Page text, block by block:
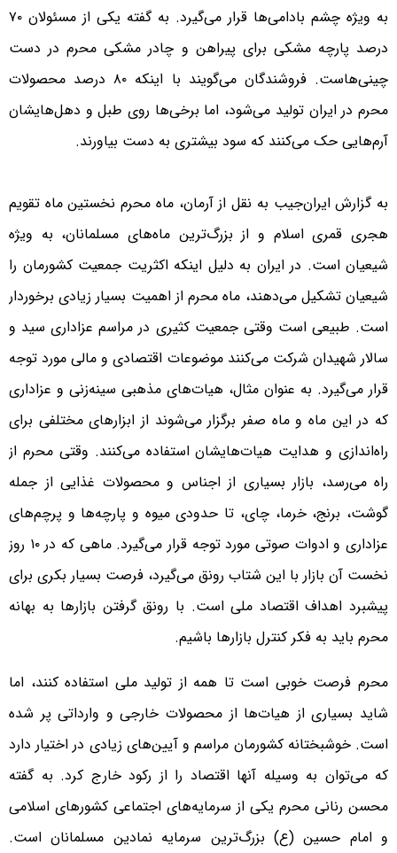
به ویژه چشم بادامی‌ها قرار می‌گیرد. به گفته یکی از مسئولان ۷۰
درصد پارچه‌ مشکی برای پیراهن و چادر مشکی محرم در دست
چینی‌هاست. فروشندگان می‌گویند با اینکه ۸۰ درصد محصولات
محرم در ایران تولید می‌شود، اما برخی‌ها روی طبل و دهل‌هایشان
آرم‌هایی حک می‌کنند که سود بیشتری به دست بیاورند.
به گزارش ایران‌جیب به نقل از آرمان، ماه محرم نخستین ماه تقویم
هجری قمری اسلام و از بزرگ‌ترین ماه‌های مسلمانان، به ویژه
شیعیان است. در ایران به دلیل اینکه اکثریت جمعیت کشورمان را
شیعیان تشکیل می‌دهند، ماه محرم از اهمیت بسیار زیادی برخوردار
است. طبیعی است وقتی جمعیت کثیری در مراسم عزاداری سید و
سالار شهیدان شرکت می‌کنند موضوعات اقتصادی و مالی مورد توجه
قرار می‌گیرد. به عنوان مثال، هیات‌های مذهبی سینه‌زنی و عزاداری
که در این ماه و ماه صفر برگزار می‌شوند از ابزارهای مختلفی برای
راه‌اندازی و هدایت هیات‌هایشان استفاده می‌کنند. وقتی محرم از
راه می‌رسد، بازار بسیاری از اجناس و محصولات غذایی از جمله
گوشت، برنج، خرما، چای، تا حدودی میوه و پارچه‌ها و پرچم‌های
عزاداری و ادوات صوتی مورد توجه قرار می‌گیرد. ماهی که در ۱۰ روز
نخست آن بازار با این شتاب رونق می‌گیرد، فرصت بسیار بکری برای
پیشبرد اهداف اقتصاد ملی است. با رونق گرفتن بازارها به بهانه
محرم باید به فکر کنترل بازارها باشیم.
محرم فرصت خوبی است تا همه از تولید ملی استفاده کنند، اما
شاید بسیاری از هیات‌ها از محصولات خارجی و وارداتی پر شده
است. خوشبختانه کشورمان مراسم و آیین‌های زیادی در اختیار دارد
که می‌توان به وسیله آنها اقتصاد را از رکود خارج کرد. به گفته
محسن رنانی محرم یکی از سرمایه‌های اجتماعی کشورهای اسلامی
و امام حسین (ع) بزرگ‌ترین سرمایه نمادین مسلمانان است.